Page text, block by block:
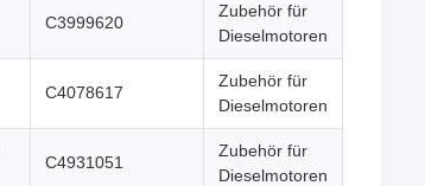
C3999620
Zubehör für
Dieselmotoren
C4078617
Zubehör für
Dieselmotoren
C4931051
Zubehör für
Dieselmotoren